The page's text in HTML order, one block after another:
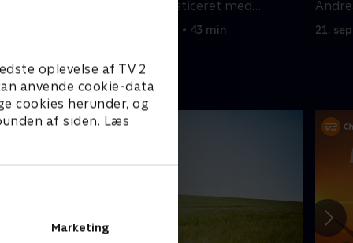
oplevelse af TV 2
anvende cookie-data
cookies herunder, og
af siden. Læs
Marketing
patienter diagnosticeret med
20. september 2012 • 43 min 21.